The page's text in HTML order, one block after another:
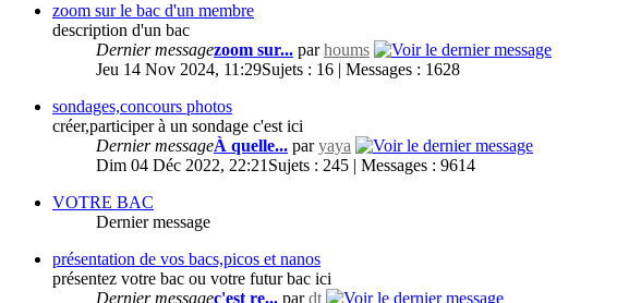
zoom sur le bac d'un membre
description d'un bac
Dernier messagezoom sur... parhoums
Jeu 14 Nov 2024, 11:29Sujets : 16 | Messages : 1628
sondages,concours photos
créer,participer à un sondage c'est ici
Dernier messageÀ quelle... paryaya
Dim 04 Déc 2022, 22:21 Sujets : 245 | Messages : 9614
VOTRE BAC
Dernier message
présentation de vos bacs,picos et nanos
présentez votre bac ou votre futur bac ici
Dernier messagec'est re... pardt